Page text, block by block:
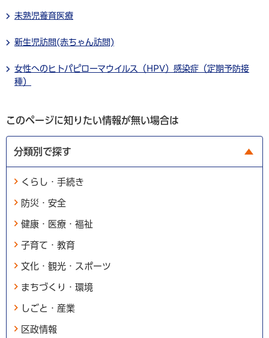
未熟児養育医療
新生児訪問(赤ちゃん訪問)
女性へのヒトパピローマウイルス（HPV）感染症（定期予防接
種）
このページに知りたい情報が無い場合は
分類別で探す
くらし・手続き
防災・安全
健康・医療・福祉
子育て・教育
文化・観光・スポーツ
まちづくり・環境
しごと・産業
区政情報